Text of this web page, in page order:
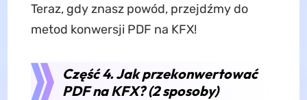
Teraz, gdy znasz powód, przejdźmy do
metod konwersji PDF na KFX!
Część 4. Jak przekonwertować
PDF na KFX? (2 sposoby)